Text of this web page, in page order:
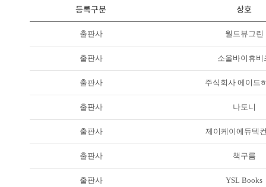
등록구분 상호
출판사 월드뷰그린
출판사 소울바이휴비
출판사 주식회사 에이드
출판사 나도니
출판사 제이케이에듀텍
출판사 책구름
출판사 YSL Books